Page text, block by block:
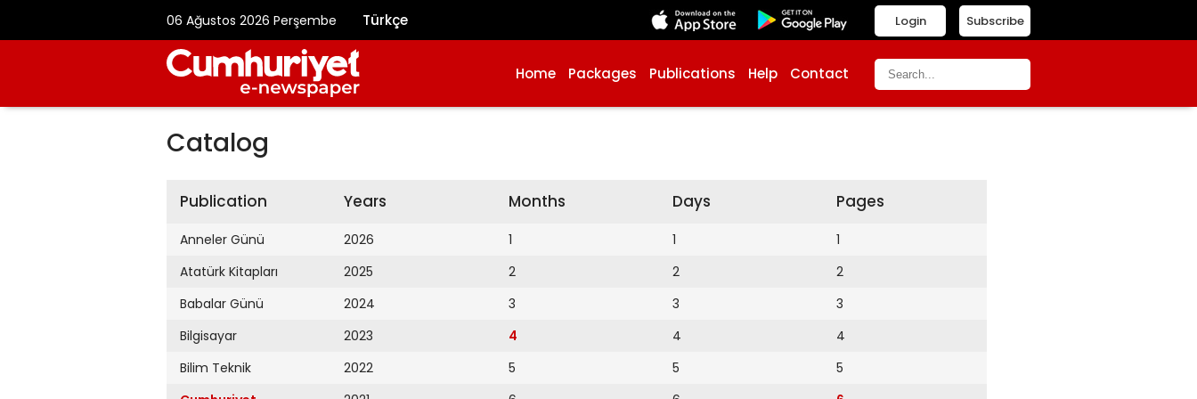
06 Ağustos 2026 Perşembe Türkçe Subscribe
Login
Home Packages Publications Help Contact
Catalog
Publication
Anneler Günü
Atatürk Kitapları
Babalar Günü
Bilgisayar
Bilim Teknik
Years
2026
2025
2024
2023
2022
Months
1
2
3
4
5
Days
1
2
3
4
5
Pages
1
2
3
4
5